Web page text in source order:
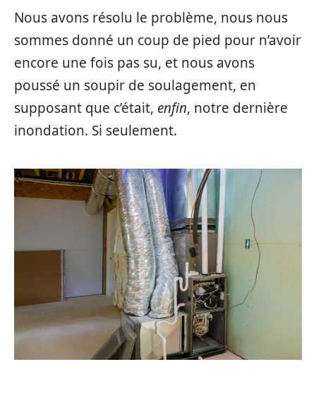
Nous avons résolu le problème, nous nous
sommes donné un coup de pied pour n’avoir
encore une fois pas su, et nous avons
poussé un soupir de soulagement, en
supposant que c’était, enfin, notre dernière
inondation. Si seulement.